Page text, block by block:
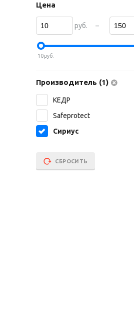
Цена
руб. –
10руб.
Производитель (1)
КЕДР
Safeprotect
Сириус
СБРОСИТЬ